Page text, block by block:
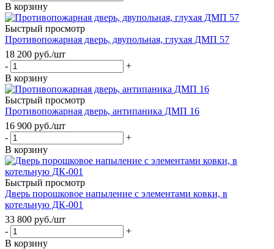
В корзину
Быстрый просмотр
Противопожарная дверь, двупольная, глухая ДМП 57
18 200 руб./шт
-
+
В корзину
Быстрый просмотр
Противопожарная дверь, антипаника ДМП 16
16 900 руб./шт
-
+
В корзину
Быстрый просмотр
Дверь порошковое напыление с элементами ковки, в
котельную ДК-001
33 800 руб./шт
-
+
В корзину